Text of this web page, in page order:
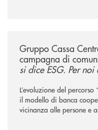
Gruppo Cassa
campagna di
si dice ESG. Per
L’evoluzione del
il modello di banca
vicinanza alle persone e